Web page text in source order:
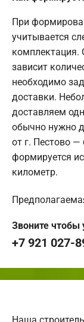
При
учитывается
комплектация.
зависит
необходимо
доставки.
доставляем
обычно нужно
от г. Пестово —
формируется
километр.
Звоните чтобы
+7 921 027-